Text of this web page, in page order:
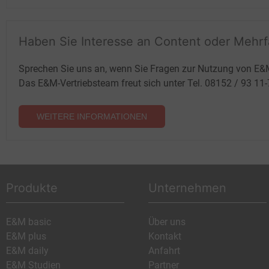
Haben Sie Interesse an Content oder
Sprechen Sie uns an, wenn Sie Fragen zur Nutzung von
Das E&M-Vertriebsteam freut sich unter Tel. 08152 / 93
WEITERE INFORMATIONEN
Produkte
E&M basic
E&M plus
E&M daily
E&M Studien
Unternehmen
Über uns
Kontakt
Anfahrt
Partner